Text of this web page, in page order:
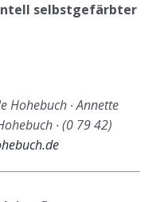
selbstgefärbter
Hohebuch ∙ Annette
∙ (0 79 42)